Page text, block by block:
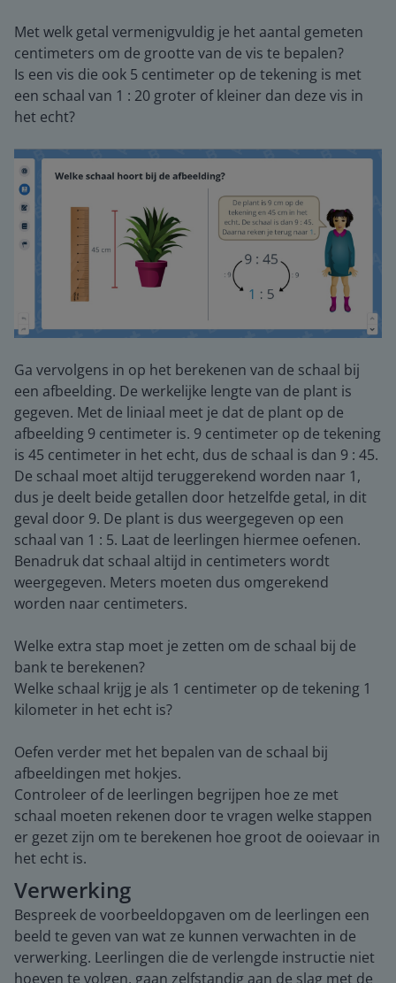
Met welk getal vermenigvuldig je het aantal gemeten
centimeters om de grootte van de vis te bepalen?
Is een vis die ook 5 centimeter op de tekening is met
een schaal van 1 : 20 groter of kleiner dan deze vis in
het echt?
Ga vervolgens in op het berekenen van de schaal bij
een afbeelding. De werkelijke lengte van de plant is
gegeven. Met de liniaal meet je dat de plant op de
afbeelding 9 centimeter is. 9 centimeter op de tekening
is 45 centimeter in het echt, dus de schaal is dan 9 : 45.
De schaal moet altijd teruggerekend worden naar 1,
dus je deelt beide getallen door hetzelfde getal, in dit
geval door 9. De plant is dus weergegeven op een
schaal van 1 : 5. Laat de leerlingen hiermee oefenen.
Benadruk dat schaal altijd in centimeters wordt
weergegeven. Meters moeten dus omgerekend
worden naar centimeters.
Welke extra stap moet je zetten om de schaal bij de
bank te berekenen?
Welke schaal krijg je als 1 centimeter op de tekening 1
kilometer in het echt is?
Oefen verder met het bepalen van de schaal bij
afbeeldingen met hokjes.
Controleer of de leerlingen begrijpen hoe ze met
schaal moeten rekenen door te vragen welke stappen
er gezet zijn om te berekenen hoe groot de ooievaar in
het echt is.
Verwerking
Bespreek de voorbeeldopgaven om de leerlingen een
beeld te geven van wat ze kunnen verwachten in de
verwerking. Leerlingen die de verlengde instructie niet
hoeven te volgen, gaan zelfstandig aan de slag met de